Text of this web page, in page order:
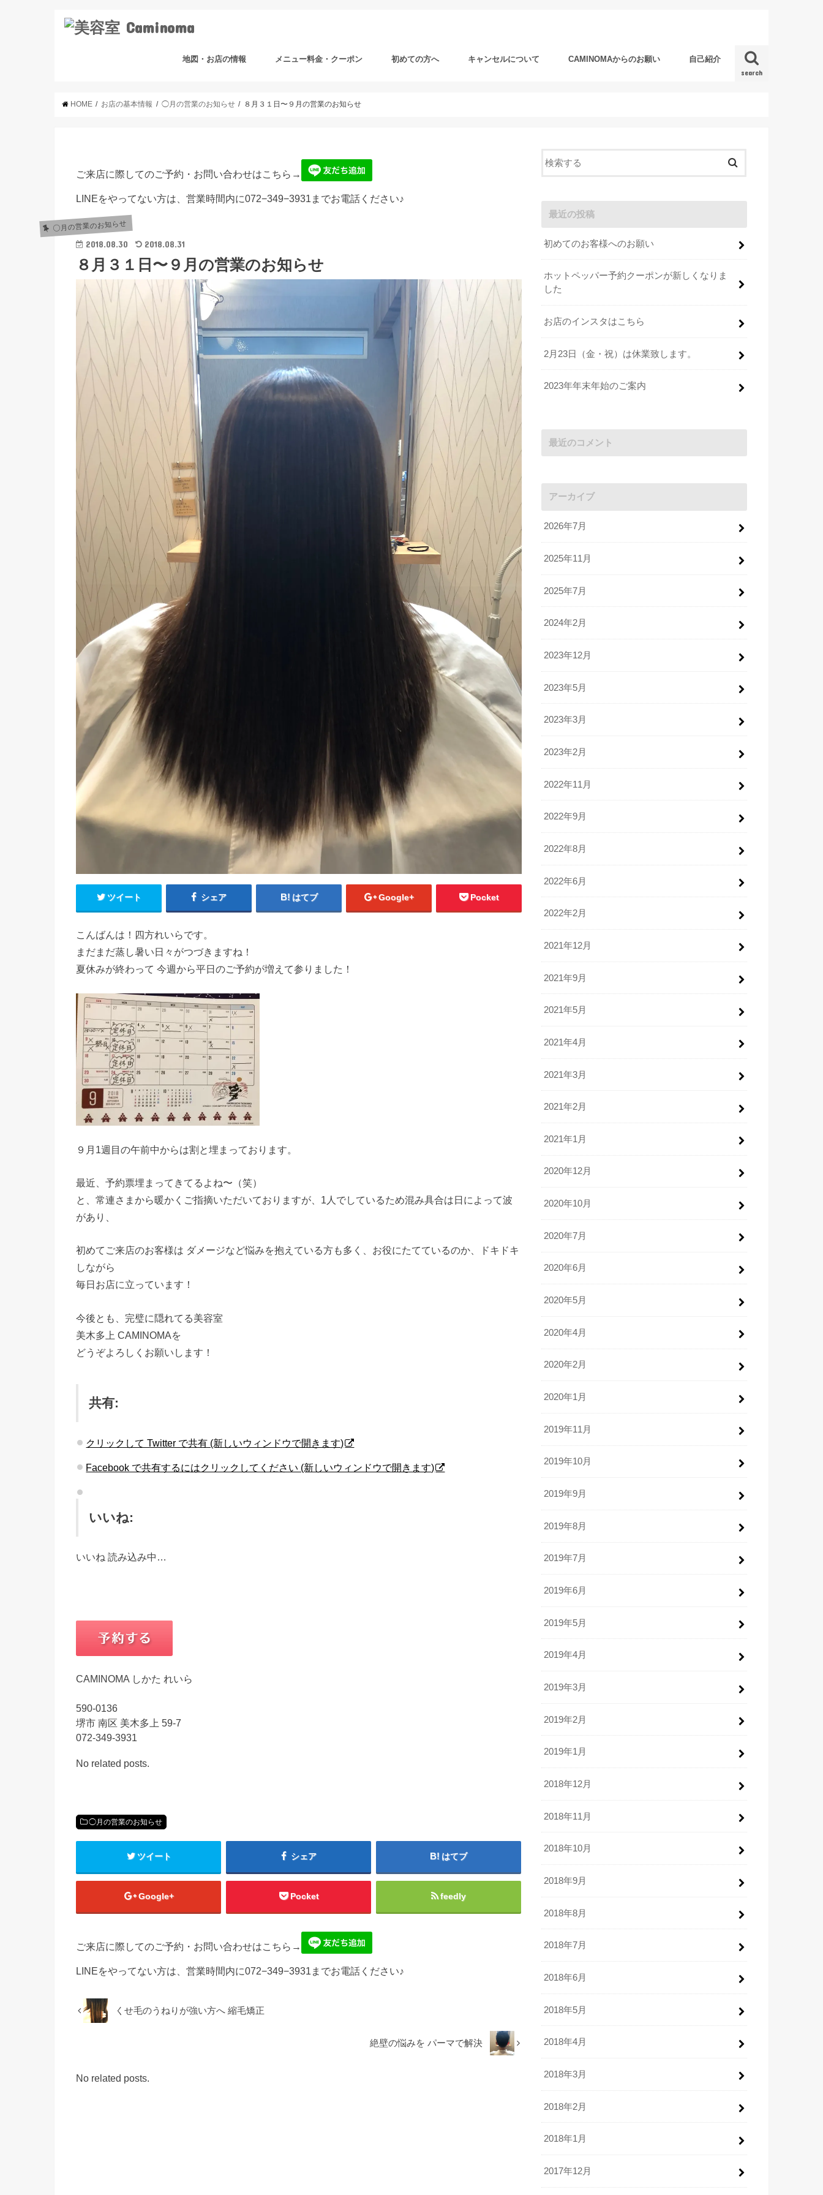
search
地図・お店の情報 メニュー料金・クーポン 初めての方へ キャンセルについて CAMINOMAからのお願い 自己紹介
HOME お店の基本情報 ◯月の営業のお知らせ ８月３１日〜９月の営業のお知らせ
ご来店に際してのご予約・お問い合わせはこちら→
LINEをやってない方は、営業時間内に072−349−3931までお電話ください♪
◯月の営業のお知らせ
2018.08.30 2018.08.31
８月３１日〜９月の営業のお知らせ
ツイート シェア はてブ Google+ Pocket
こんばんは！四方れいらです。
まだまだ蒸し暑い日々がつづきますね！
夏休みが終わって 今週から平日のご予約が増えて参りました！
９月1週目の午前中からは割と埋まっております。
最近、予約票埋まってきてるよね〜（笑）
と、常連さまから暖かくご指摘いただいておりますが、1人でしているため混み具合は日によって波
があり、
初めてご来店のお客様は ダメージなど悩みを抱えている方も多く、お役にたてているのか、ドキドキ
しながら
毎日お店に立っています！
今後とも、完璧に隠れてる美容室
美木多上 CAMINOMAを
どうぞよろしくお願いします！
共有:
クリックして Twitter で共有 (新しいウィンドウで開きます)
Facebook で共有するにはクリックしてください (新しいウィンドウで開きます)
いいね:
いいね 読み込み中…
CAMINOMA しかた れいら
590-0136
堺市 南区 美木多上 59-7
072-349-3931
No related posts.
◯月の営業のお知らせ
ツイート シェア はてブ
Google+ Pocket feedly
ご来店に際してのご予約・お問い合わせはこちら→
LINEをやってない方は、営業時間内に072−349−3931までお電話ください♪
くせ毛のうねりが強い方へ 縮毛矯正
絶壁の悩みを パーマで解決
No related posts.
最近の投稿
初めてのお客様へのお願い
ホットペッパー予約クーポンが新しくなりま
した
お店のインスタはこちら
2月23日（金・祝）は休業致します。
2023年年末年始のご案内
最近のコメント
アーカイブ
2026年7月
2025年11月
2025年7月
2024年2月
2023年12月
2023年5月
2023年3月
2023年2月
2022年11月
2022年9月
2022年8月
2022年6月
2022年2月
2021年12月
2021年9月
2021年5月
2021年4月
2021年3月
2021年2月
2021年1月
2020年12月
2020年10月
2020年7月
2020年6月
2020年5月
2020年4月
2020年2月
2020年1月
2019年11月
2019年10月
2019年9月
2019年8月
2019年7月
2019年6月
2019年5月
2019年4月
2019年3月
2019年2月
2019年1月
2018年12月
2018年11月
2018年10月
2018年9月
2018年8月
2018年7月
2018年6月
2018年5月
2018年4月
2018年3月
2018年2月
2018年1月
2017年12月